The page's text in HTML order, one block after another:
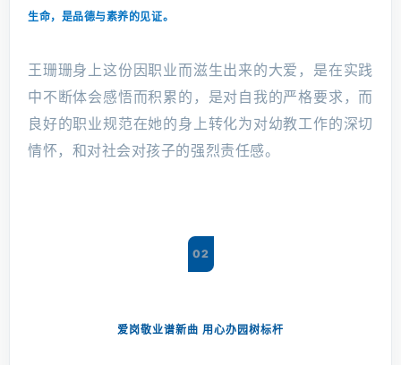
生命，是品德与素养的见证。
王珊珊身上这份因职业而滋生出来的大爱，是在实践
中不断体会感悟而积累的，是对自我的严格要求，而
良好的职业规范在她的身上转化为对幼教工作的深切
情怀，和对社会对孩子的强烈责任感。
02
爱岗敬业谱新曲 用心办园树标杆